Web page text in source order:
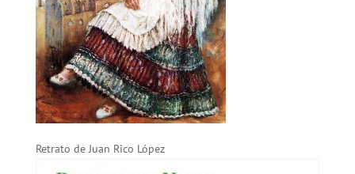
Retrato de Juan Rico López